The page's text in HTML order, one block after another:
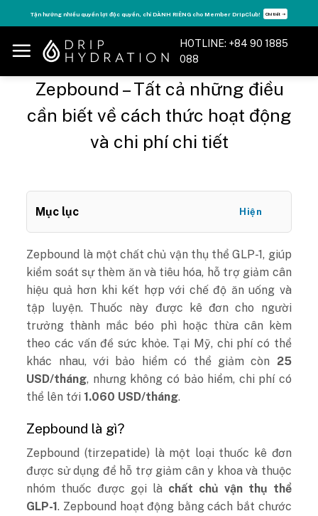
to
content
Tận hưởng nhiều quyền lợi độc quyền, chỉ DÀNH RIÊNG cho Member DripClub! Chi tiết ➝
HOTLINE: +84 90 1885
088
Zepbound – Tất cả những điều
cần biết về cách thức hoạt động
và chi phí chi tiết
Mục lục Hiện
Zepbound là một chất chủ vận thụ thể GLP-1, giúp
kiểm soát sự thèm ăn và tiêu hóa, hỗ trợ giảm cân
hiệu quả hơn khi kết hợp với chế độ ăn uống và
tập luyện. Thuốc này được kê đơn cho người
trưởng thành mắc béo phì hoặc thừa cân kèm
theo các vấn đề sức khỏe. Tại Mỹ, chi phí có thể
khác nhau, với bảo hiểm có thể giảm còn 25
USD/tháng, nhưng không có bảo hiểm, chi phí có
thể lên tới 1.060 USD/tháng.
Zepbound là gì?
Zepbound (tirzepatide) là một loại thuốc kê đơn
được sử dụng để hỗ trợ giảm cân y khoa và thuộc
nhóm thuốc được gọi là chất chủ vận thụ thể
GLP-1. Zepbound hoạt động bằng cách bắt chước